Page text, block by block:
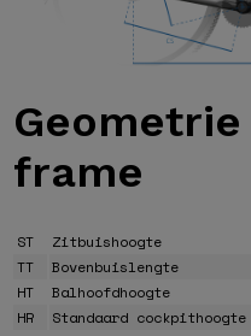
Geometrie
frame
ST
Zitbuishoogte
TT
Bovenbuislengte
HT
Balhoofdhoogte
HR
Standaard cockpithoogte